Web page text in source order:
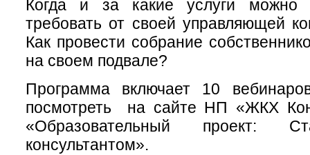
Когда и за какие услуги можно
требовать от своей управляющей
Как провести собрание
на своем подвале?
Программа включает 10
посмотреть на сайте НП «ЖКХ
«Образовательный проект:
консультантом».